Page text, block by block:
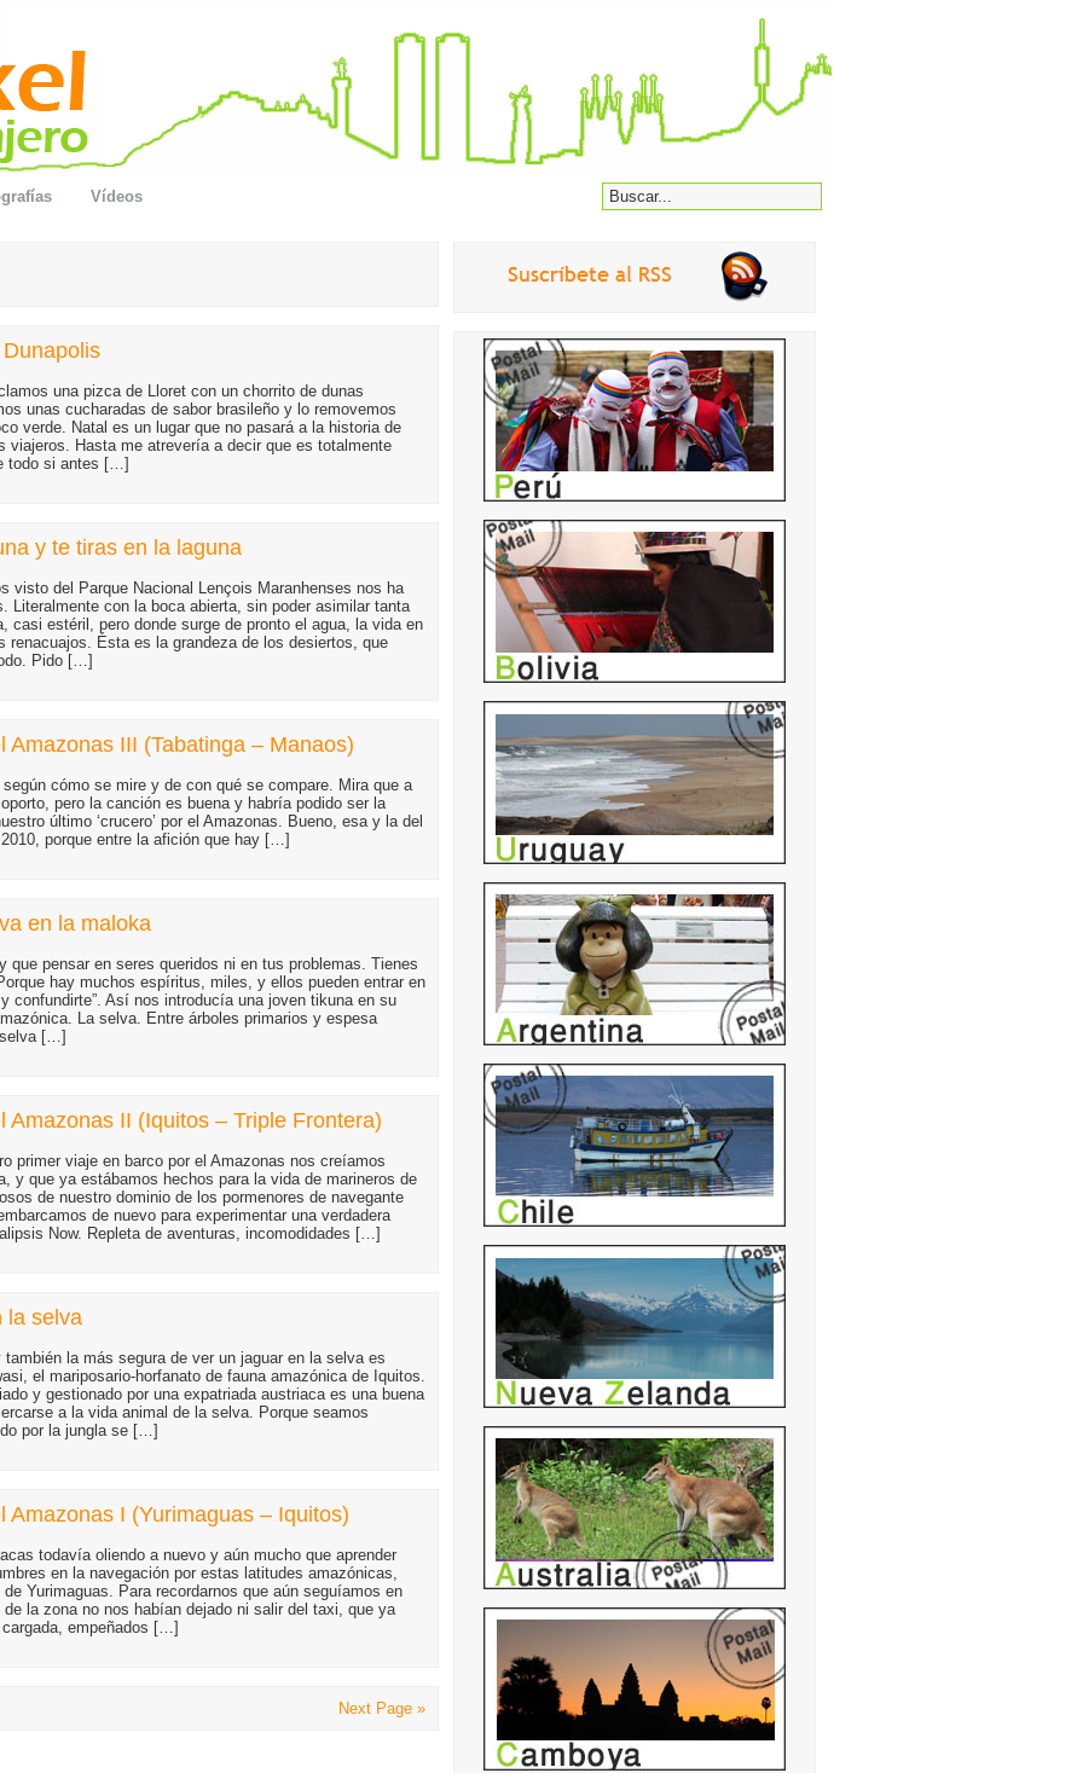
Vídeos
una pizca de Lloret con un chorrito de dunas
unas cucharadas de sabor brasileño y lo removemos
verde. Natal es un lugar que no pasará a la historia de
viajeros. Hasta me atrevería a decir que es totalmente
todo si antes […]
y te tiras en la laguna
visto del Parque Nacional Lençois Maranhenses nos ha
Literalmente con la boca abierta, sin poder asimilar tanta
casi estéril, pero donde surge de pronto el agua, la vida en
renacuajos. Ésta es la grandeza de los desiertos, que
Pido […]
Amazonas III (Tabatinga – Manaos)
según cómo se mire y de con qué se compare. Mira que a
pero la canción es buena y habría podido ser la
último ‘crucero’ por el Amazonas. Bueno, esa y la del
porque entre la afición que hay […]
en la maloka
que pensar en seres queridos ni en tus problemas. Tienes
hay muchos espíritus, miles, y ellos pueden entrar en
confundirte”. Así nos introducía una joven tikuna en su
La selva. Entre árboles primarios y espesa
[…]
Amazonas II (Iquitos – Triple Frontera)
primer viaje en barco por el Amazonas nos creíamos
y que ya estábamos hechos para la vida de marineros de
de nuestro dominio de los pormenores de navegante
de nuevo para experimentar una verdadera
Now. Repleta de aventuras, incomodidades […]
la selva
también la más segura de ver un jaguar en la selva es
el mariposario-horfanato de fauna amazónica de Iquitos.
y gestionado por una expatriada austriaca es una buena
a la vida animal de la selva. Porque seamos
por la jungla se […]
Amazonas I (Yurimaguas – Iquitos)
todavía oliendo a nuevo y aún mucho que aprender
en la navegación por estas latitudes amazónicas,
de Yurimaguas. Para recordarnos que aún seguíamos en
de la zona no nos habían dejado ni salir del taxi, que ya
empeñados […]
Next Page »